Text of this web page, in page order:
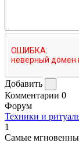
Добавить
Комментарии 0
Форум
Техники и
1
Самые